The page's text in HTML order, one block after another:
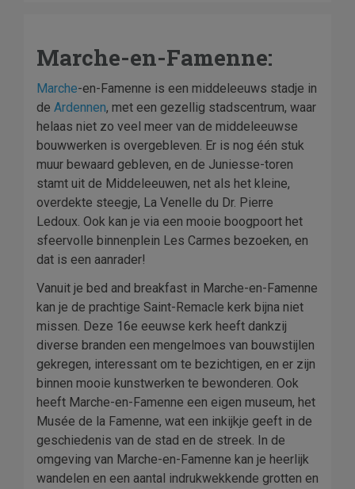
Marche-en-Famenne:
Marche-en-Famenne is een middeleeuws stadje in
de Ardennen, met een gezellig stadscentrum, waar
helaas niet zo veel meer van de middeleeuwse
bouwwerken is overgebleven. Er is nog één stuk
muur bewaard gebleven, en de Juniesse-toren
stamt uit de Middeleeuwen, net als het kleine,
overdekte steegje, La Venelle du Dr. Pierre
Ledoux. Ook kan je via een mooie boogpoort het
sfeervolle binnenplein Les Carmes bezoeken, en
dat is een aanrader!
Vanuit je bed and breakfast in Marche-en-Famenne
kan je de prachtige Saint-Remacle kerk bijna niet
missen. Deze 16e eeuwse kerk heeft dankzij
diverse branden een mengelmoes van bouwstijlen
gekregen, interessant om te bezichtigen, en er zijn
binnen mooie kunstwerken te bewonderen. Ook
heeft Marche-en-Famenne een eigen museum, het
Musée de la Famenne, wat een inkijkje geeft in de
geschiedenis van de stad en de streek. In de
omgeving van Marche-en-Famenne kan je heerlijk
wandelen en een aantal indrukwekkende grotten en